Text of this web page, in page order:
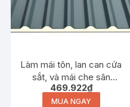
Làm mái tôn, lan can cửa
sắt, và mái che sân
thượng tại Thanh Trì
469.922₫
MUA NGAY